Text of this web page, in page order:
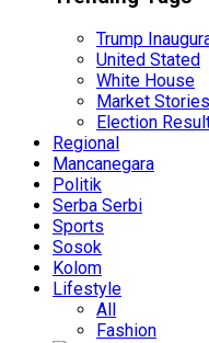
Trump
United Stated
White House
Market Stories
Election
Regional
Mancanegara
Politik
Serba Serbi
Sports
Sosok
Kolom
Lifestyle
All
Fashion